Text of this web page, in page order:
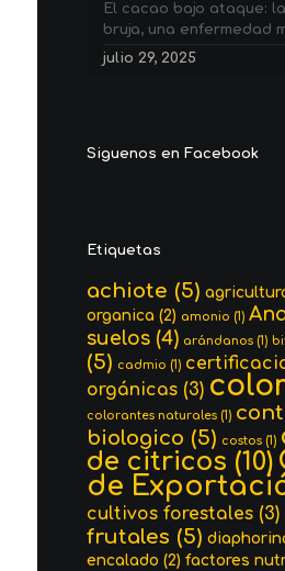
El cacao bajo ataque:
bruja, una enfermedad
julio 29, 2025
Siguenos en Facebook
Etiquetas
achiote (5)
organica (2) amonio (1)
suelos(4) arándanos(1)
(5) cadmio (1)
orgánicas(3)
colorantes naturales(1)
biologico (5) costos(1)
de citricos (10)
de
cultivos forestales(3)
frutales (5)
encalado (2) factores